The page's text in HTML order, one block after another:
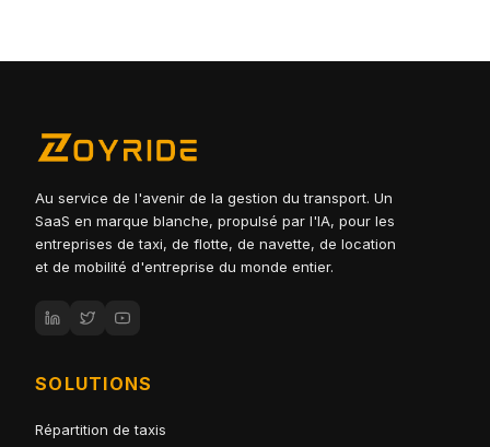
Au service de l'avenir de la gestion du transport. Un
SaaS en marque blanche, propulsé par l'IA, pour les
entreprises de taxi, de flotte, de navette, de location
et de mobilité d'entreprise du monde entier.
SOLUTIONS
Répartition de taxis